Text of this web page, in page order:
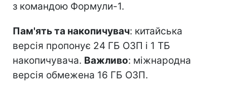
з командою Формули-1.
Пам'ять та накопичувач: китайська
версія пропонує 24 ГБ ОЗП і 1 ТБ
накопичувача. Важливо: міжнародна
версія обмежена 16 ГБ ОЗП.